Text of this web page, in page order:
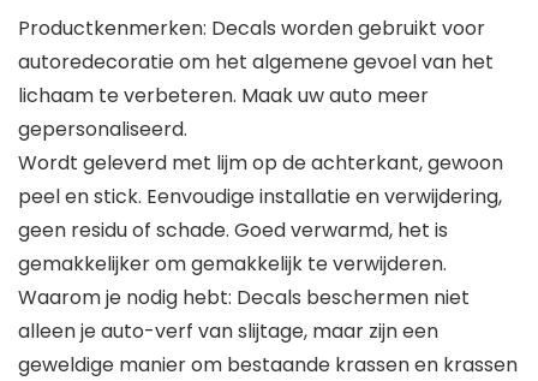
Productkenmerken: Decals worden gebruikt voor
autoredecoratie om het algemene gevoel van het
lichaam te verbeteren. Maak uw auto meer
gepersonaliseerd.
Wordt geleverd met lijm op de achterkant, gewoon
peel en stick. Eenvoudige installatie en verwijdering,
geen residu of schade. Goed verwarmd, het is
gemakkelijker om gemakkelijk te verwijderen.
Waarom je nodig hebt: Decals beschermen niet
alleen je auto-verf van slijtage, maar zijn een
geweldige manier om bestaande krassen en krassen